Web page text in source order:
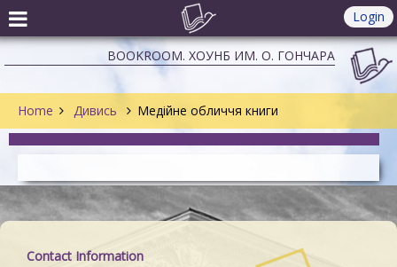
Login
BOOKROOM. ХОУНБ ИМ. О. ГОНЧАРА
Home Дивись Медійне обличчя книги
Contact Information